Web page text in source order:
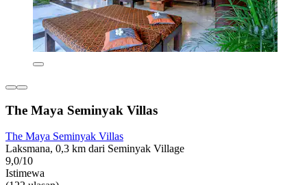
The Maya Seminyak Villas
The Maya Seminyak Villas
Laksmana, 0,3 km dari Seminyak Village
9,0/10
Istimewa